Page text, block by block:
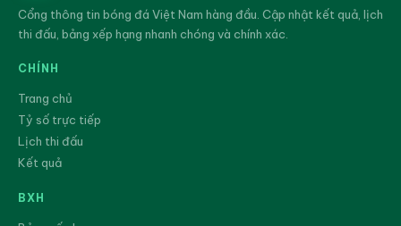
Cổng thông tin bóng đá Việt Nam hàng đầu. Cập nhật kết quả, lịch
thi đấu, bảng xếp hạng nhanh chóng và chính xác.
CHÍNH
Trang chủ
Tỷ số trực tiếp
Lịch thi đấu
Kết quả
BXH